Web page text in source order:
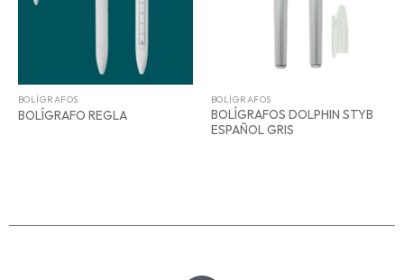
BOLÍGRAFOS
BOLÍGRAFO REGLA
BOLÍGRAFOS
BOLÍGRAFOS DOLPHIN STYB
ESPAÑOL GRIS